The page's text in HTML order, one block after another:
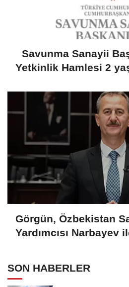
Savunma Sanayii
Yetkinlik Hamlesi 2
Görgün, Özbekistan
Yardımcısı Narbayev
SON HABERLER